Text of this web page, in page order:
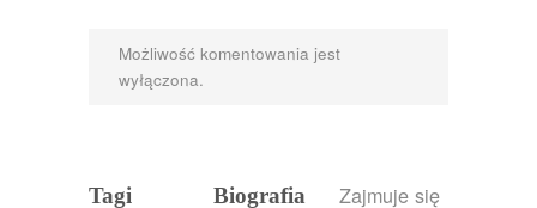
Możliwość komentowania jest
wyłączona.
Tagi Biografia
Zajmuje się